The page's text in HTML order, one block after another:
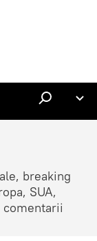
breaking
SUA,
comentarii